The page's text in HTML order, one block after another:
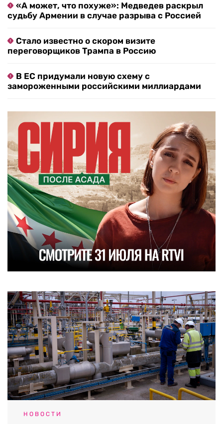
«А может, что похуже»: Медведев раскрыл
судьбу Армении в случае разрыва с Россией
Стало известно о скором визите
переговорщиков Трампа в Россию
В ЕС придумали новую схему с
замороженными российскими миллиардами
НОВОСТИ